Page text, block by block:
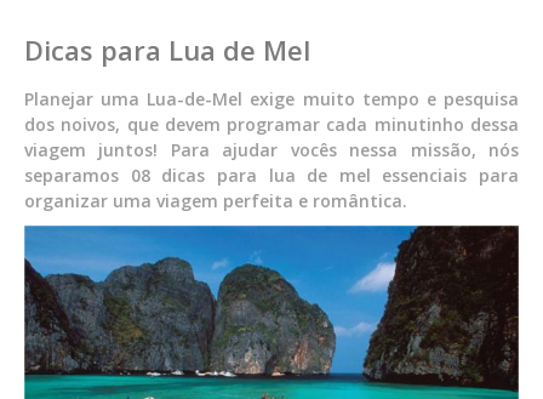
Dicas para Lua de Mel
Planejar uma Lua-de-Mel exige muito tempo e pesquisa
dos noivos, que devem programar cada minutinho dessa
viagem juntos! Para ajudar vocês nessa missão, nós
separamos 08 dicas para lua de mel essenciais para
organizar uma viagem perfeita e romântica.